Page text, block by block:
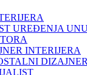
UREĐENJA
INTERIJERA